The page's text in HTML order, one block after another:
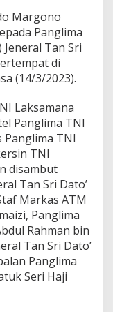
Margono
Panglima
Tan Sri
di
(14/3/2023).
Laksamana
Panglima TNI
Panglima TNI
TNI
disambut
Tan Sri Dato’
Markas ATM
Panglima
Rahman bin
Tan Sri Dato’
Panglima
Seri Haji